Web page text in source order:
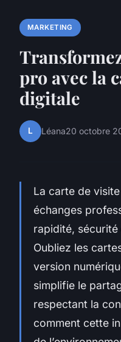
MARKETING
pro avec la
digitale
L Léana20 octobre
La carte de
échanges
rapidité,
Oubliez les
version
simplifie le
respectant la
comment cette